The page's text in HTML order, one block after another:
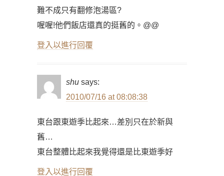
難不成只有翻修泡湯區?
喔喔!他們飯店還真的挺舊的。@@
登入以進行回覆
shu says:
2010/07/16 at 08:08:38
東台跟東遊季比起來…差別只在於新與
舊…
東台整體比起來我覺得還是比東遊季好
登入以進行回覆